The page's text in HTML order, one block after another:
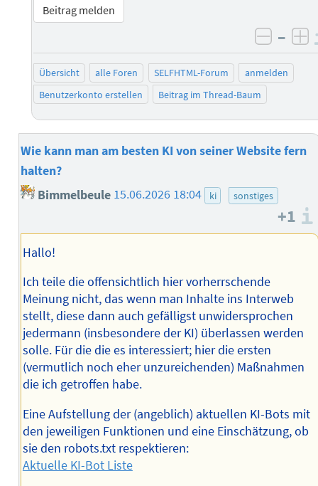
Beitrag melden
–
Übersicht alle Foren SELFHTML-Forum
anmelden
Benutzerkonto erstellen
Beitrag im Thread-Baum
Wie kann man am besten KI von seiner Website fern
halten?
Bimmelbeule 15.06.2026 18:04 ki sonstiges
+1
Hallo!
Ich teile die offensichtlich hier vorherrschende
Meinung nicht, das wenn man Inhalte ins Interweb
stellt, diese dann auch gefälligst unwidersprochen
jedermann (insbesondere der KI) überlassen werden
solle. Für die die es interessiert; hier die ersten
(vermutlich noch eher unzureichenden) Maßnahmen
die ich getroffen habe.
Eine Aufstellung der (angeblich) aktuellen KI-Bots mit
den jeweiligen Funktionen und eine Einschätzung, ob
sie den robots.txt respektieren:
Aktuelle KI-Bot Liste